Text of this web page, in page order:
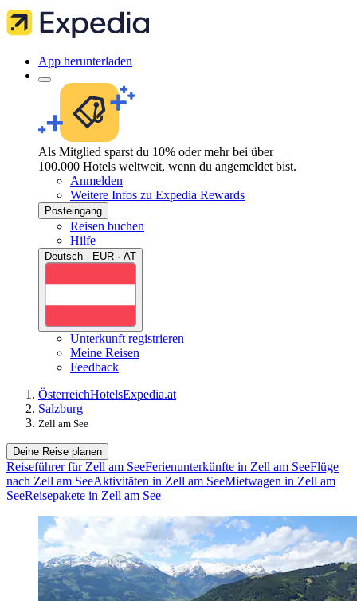
App herunterladen
Als Mitglied sparst du 10% oder mehr bei über
100.000 Hotels weltweit, wenn du angemeldet bist.
Anmelden
Weitere Infos zu Expedia Rewards
Posteingang
Reisen buchen
Hilfe
Deutsch · EUR · AT
Unterkunft registrieren
Meine Reisen
Feedback
ÖsterreichHotelsExpedia.at
Salzburg
Zell am See
Deine Reise planen
Reiseführer für Zell am SeeFerienunterkünfte in Zell am SeeFlüge
nach Zell am SeeAktivitäten in Zell am SeeMietwagen in Zell am
SeeReisepakete in Zell am See